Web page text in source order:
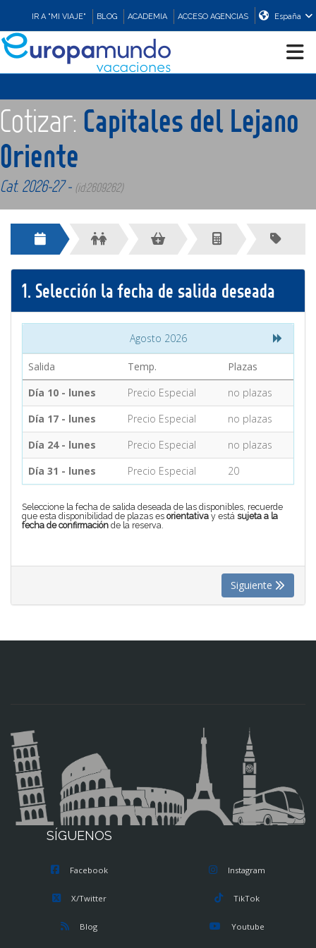
IR A "MI VIAJE" BLOG ACADEMIA ACCESO AGENCIAS España
PROMOCIONES
COMPRAR
CONTACTO
MÁS
Cotizar: Capitales del Lejano
Oriente
Cat. 2026-27 - (id:2609262)
1. Selección la fecha de salida deseada
Agosto 2026
Salida Temp.
Plazas
Día 10 - lunes
Precio Especial
no plazas
Día 17 - lunes
Precio Especial
no plazas
Día 24 - lunes
Precio Especial
no plazas
Día 31 - lunes
Precio Especial 20
Seleccione la fecha de salida deseada de las disponibles, recuerde
que esta disponibilidad de plazas es orientativa y está sujeta a la
fecha de confirmación de la reserva.
Siguiente
SÍGUENOS
Facebook
X/Twitter
Blog
Instagram
TikTok
Youtube